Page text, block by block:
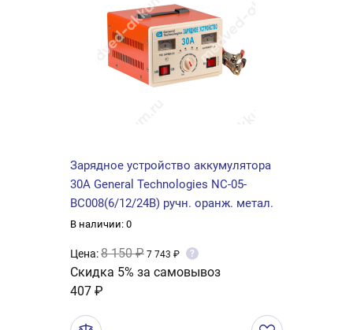
Зарядное устройство аккумулятора
30А General Technologies NC-05-
BC008(6/12/24В) ручн. оранж. метал.
В наличии: 0
Цена:8 150 ₽ 7 743 ₽ ?
Скидка 5% за самовывоз
407 ₽